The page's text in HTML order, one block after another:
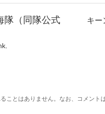
隊（同隊公式
キー
ことはありません。なお、コメント